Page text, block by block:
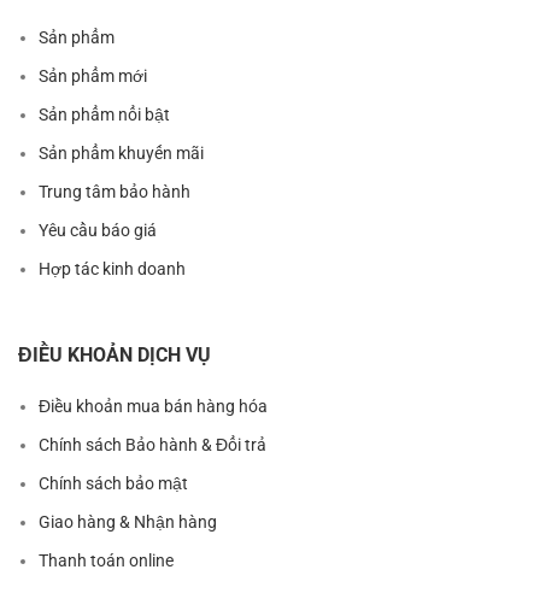
Sản phẩm
Sản phẩm mới
Sản phẩm nổi bật
Sản phẩm khuyến mãi
Trung tâm bảo hành
Yêu cầu báo giá
Hợp tác kinh doanh
ĐIỀU KHOẢN DỊCH VỤ
Điều khoản mua bán hàng hóa
Chính sách Bảo hành & Đổi trả
Chính sách bảo mật
Giao hàng & Nhận hàng
Thanh toán online